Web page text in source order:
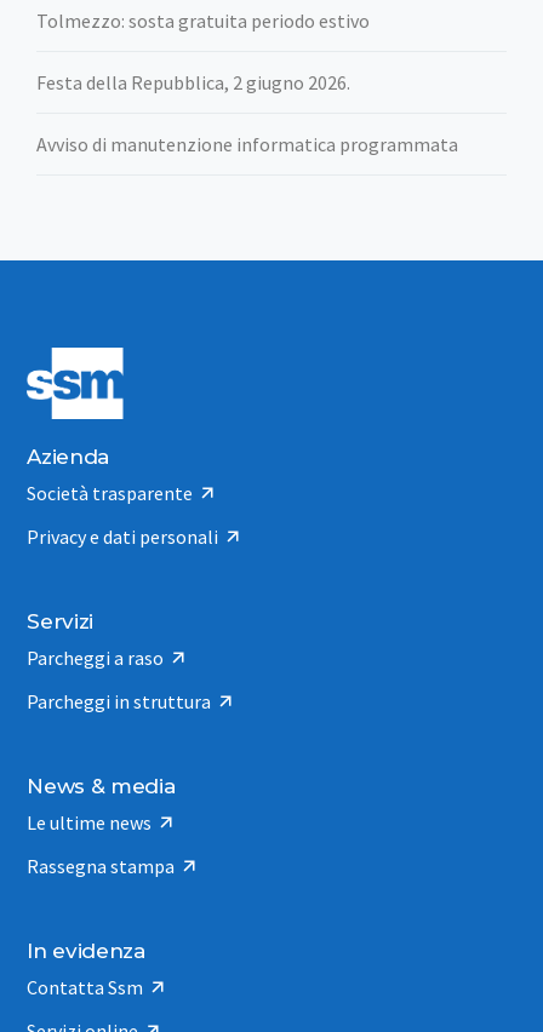
Tolmezzo: sosta gratuita periodo estivo
Festa della Repubblica, 2 giugno 2026.
Avviso di manutenzione informatica programmata
Azienda
Società trasparente
Privacy e dati personali
Servizi
Parcheggi a raso
Parcheggi in struttura
News & media
Le ultime news
Rassegna stampa
In evidenza
Contatta Ssm